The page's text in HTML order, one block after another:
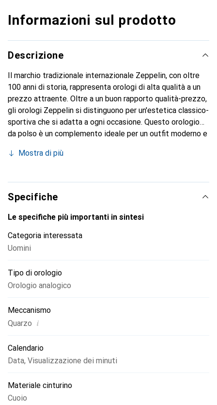
Informazioni sul prodotto
Descrizione
Il marchio tradizionale internazionale Zeppelin, con oltre
100 anni di storia, rappresenta orologi di alta qualità a un
prezzo attraente. Oltre a un buon rapporto qualità-prezzo,
gli orologi Zeppelin si distinguono per un'estetica classico-
sportiva che si adatta a ogni occasione. Questo orologio
da polso è un complemento ideale per un outfit moderno e
Mostra di più
Specifiche
Le specifiche più importanti in sintesi
Categoria interessata
Uomini
Tipo di orologio
Orologio analogico
Meccanismo
Quarzo i
Calendario
Data, Visualizzazione dei minuti
Materiale cinturino
Cuoio